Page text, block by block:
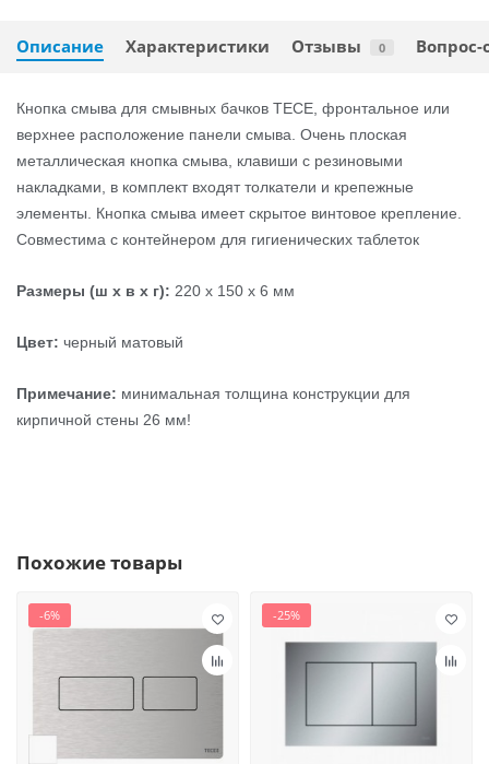
Описание Характеристики Отзывы 0 Вопрос-
Кнопка смыва для смывных бачков TECE, фронтальное или
верхнее расположение панели смыва. Очень плоская
металлическая кнопка смыва, клавиши с резиновыми
накладками, в комплект входят толкатели и крепежные
элементы. Кнопка смыва имеет скрытое винтовое крепление.
Совместима с контейнером для гигиенических таблеток
Размеры (ш x в x г): 220 x 150 x 6 мм
Цвет: черный матовый
Примечание: минимальная толщина конструкции для
кирпичной стены 26 мм!
Похожие товары
-6% -25%